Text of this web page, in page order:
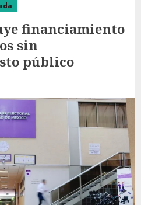
financiamiento
sin
público